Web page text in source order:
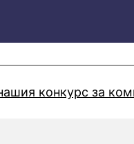
конкурс за